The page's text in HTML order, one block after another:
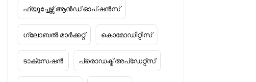
ഫ്യൂച്ചേഴ്സ് ആൻഡ് ഓപ്ഷൻസ്
ഗ്ലോബൽ മാർക്കറ്റ് കൊമോഡിറ്റീസ്
ടാക്‌സേഷൻ പ്രൊഡക്ട് അപ്‌ഡേറ്റ്സ്